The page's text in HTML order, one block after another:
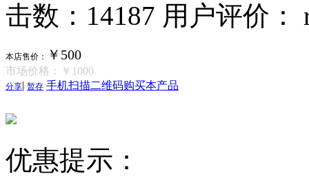
击数：14187 用户评价：
本店售价： ￥500
市场价格： ￥1000
分享| 暂存 手机扫描二维码购买本产品
优惠提示：